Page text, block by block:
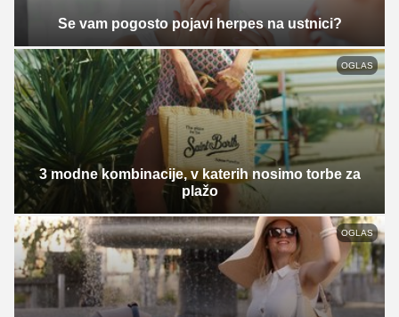
Se vam pogosto pojavi herpes na ustnici?
OGLAS
3 modne kombinacije, v katerih nosimo torbe za
plažo
OGLAS